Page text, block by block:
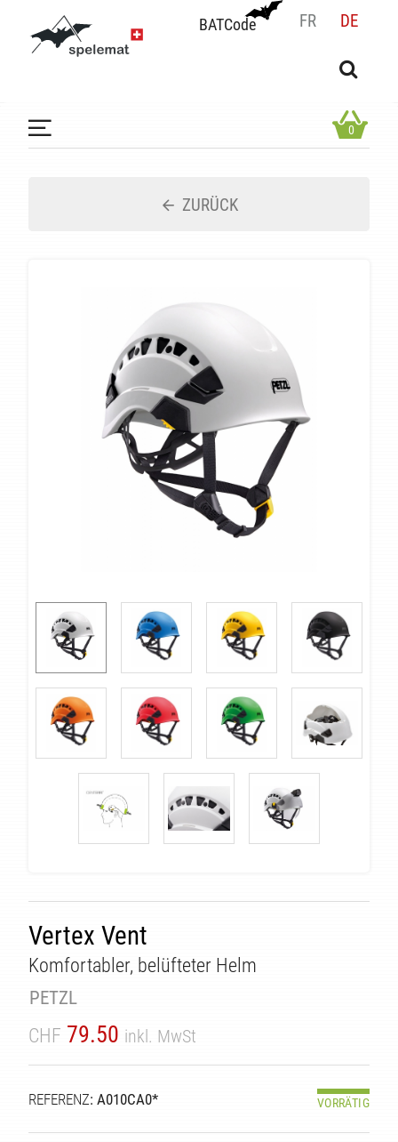
BATCode FR DE
BATCode
OK
0
ZURÜCK
Vertex Vent
Komfortabler, belüfteter Helm
PETZL
CHF 79.50 inkl. MwSt
REFERENZ: A010CA0* VORRÄTIG